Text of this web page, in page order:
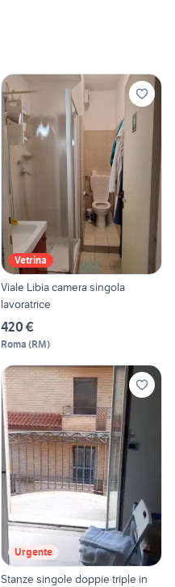
Vetrina
Viale Libia camera singola
lavoratrice
420 €
Roma (RM)
Urgente
Stanze singole doppie triple in